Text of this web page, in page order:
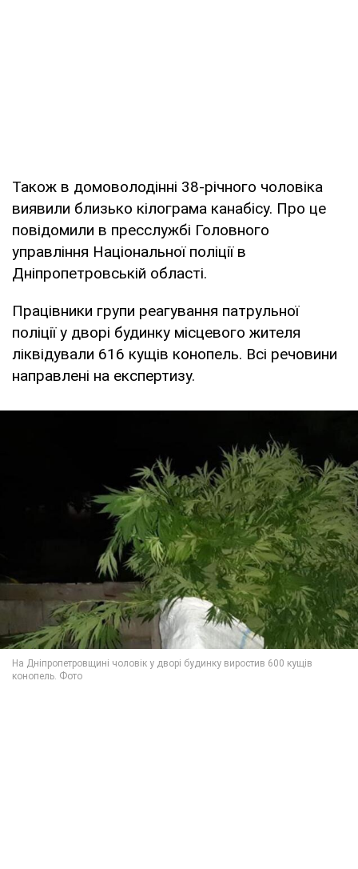
Також в домоволодінні 38-річного чоловіка
виявили близько кілограма канабісу. Про це
повідомили в пресслужбі Головного
управління Національної поліції в
Дніпропетровській області.
Працівники групи реагування патрульної
поліції у дворі будинку місцевого жителя
ліквідували 616 кущів конопель. Всі речовини
направлені на експертизу.